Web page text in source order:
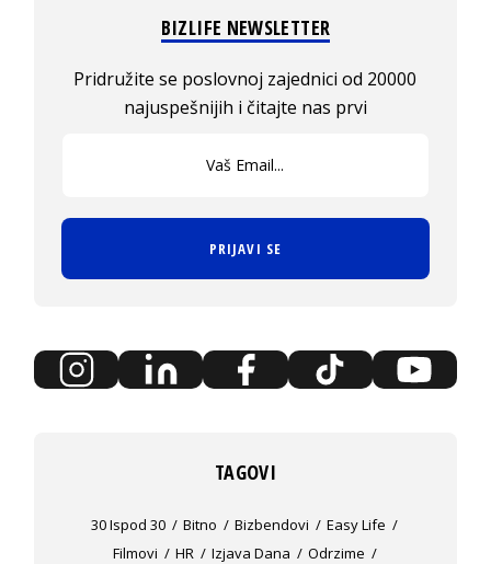
BIZLIFE NEWSLETTER
Pridružite se poslovnoj zajednici od 20000
najuspešnijih i čitajte nas prvi
PRIJAVI SE
TAGOVI
30 Ispod 30 Bitno Bizbendovi
Easy Life
Filmovi
HR Izjava Dana
Odrzime